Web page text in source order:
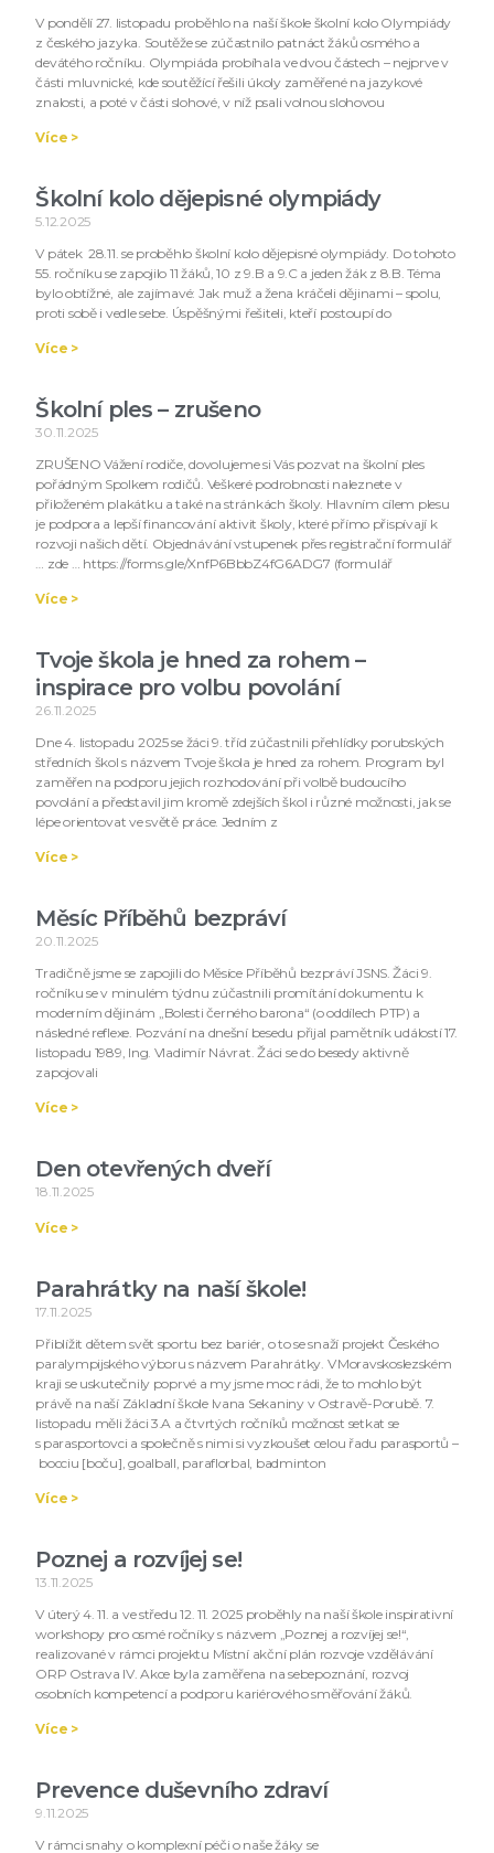
V pondělí 27. listopadu proběhlo na naší škole školní kolo Olympiády
z českého jazyka. Soutěže se zúčastnilo patnáct žáků osmého a
devátého ročníku. Olympiáda probíhala ve dvou částech – nejprve v
části mluvnické, kde soutěžící řešili úkoly zaměřené na jazykové
znalosti, a poté v části slohové, v níž psali volnou slohovou
Více >
Školní kolo dějepisné olympiády
5.12.2025
V pátek 28.11. se proběhlo školní kolo dějepisné olympiády. Do tohoto
55. ročníku se zapojilo 11 žáků, 10 z 9.B a 9.C a jeden žák z 8.B. Téma
bylo obtížné, ale zajímavé: Jak muž a žena kráčeli dějinami – spolu,
proti sobě i vedle sebe. Úspěšnými řešiteli, kteří postoupí do
Více >
Školní ples – zrušeno
30.11.2025
ZRUŠENO Vážení rodiče, dovolujeme si Vás pozvat na školní ples
pořádným Spolkem rodičů. Veškeré podrobnosti naleznete v
přiloženém plakátku a také na stránkách školy. Hlavním cílem plesu
je podpora a lepší financování aktivit školy, které přímo přispívají k
rozvoji našich dětí. Objednávání vstupenek přes registrační formulář
… zde … https://forms.gle/XnfP6BbbZ4fG6ADG7 (formulář
Více >
Tvoje škola je hned za rohem –
inspirace pro volbu povolání
26.11.2025
Dne 4. listopadu 2025 se žáci 9. tříd zúčastnili přehlídky porubských
středních škol s názvem Tvoje škola je hned za rohem. Program byl
zaměřen na podporu jejich rozhodování při volbě budoucího
povolání a představil jim kromě zdejších škol i různé možnosti, jak se
lépe orientovat ve světě práce. Jedním z
Více >
Měsíc Příběhů bezpráví
20.11.2025
Tradičně jsme se zapojili do Měsíce Příběhů bezpráví JSNS. Žáci 9.
ročníku se v minulém týdnu zúčastnili promítání dokumentu k
moderním dějinám „Bolesti černého barona“ (o oddílech PTP) a
následné reflexe. Pozvání na dnešní besedu přijal pamětník událostí 17.
listopadu 1989, Ing. Vladimír Návrat. Žáci se do besedy aktivně
zapojovali
Více >
Den otevřených dveří
18.11.2025
Více >
Parahrátky na naší škole!
17.11.2025
Přiblížit dětem svět sportu bez bariér, o to se snaží projekt Českého
paralympijského výboru s názvem Parahrátky. V Moravskoslezském
kraji se uskutečnily poprvé a my jsme moc rádi, že to mohlo být
právě na naší Základní škole Ivana Sekaniny v Ostravě-Porubě. 7.
listopadu měli žáci 3.A a čtvrtých ročníků možnost setkat se
s parasportovci a společně s nimi si vyzkoušet celou řadu parasportů –
bocciu [boču], goalball, paraflorbal, badminton
Více >
Poznej a rozvíjej se!
13.11.2025
V úterý 4. 11. a ve středu 12. 11. 2025 proběhly na naší škole inspirativní
workshopy pro osmé ročníky s názvem „Poznej a rozvíjej se!“,
realizované v rámci projektu Místní akční plán rozvoje vzdělávání
ORP Ostrava IV. Akce byla zaměřena na sebepoznání, rozvoj
osobních kompetencí a podporu kariérového směřování žáků.
Více >
Prevence duševního zdraví
9.11.2025
V rámci snahy o komplexní péči o naše žáky se